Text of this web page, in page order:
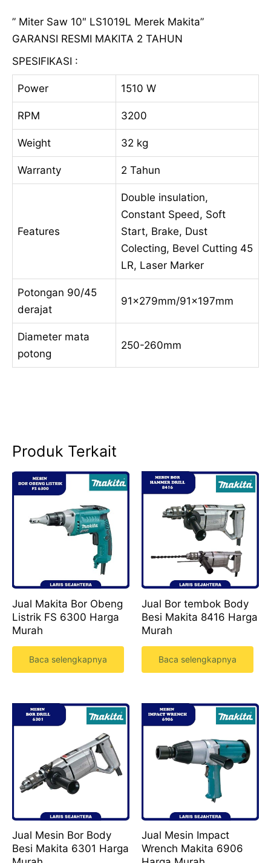
” Miter Saw 10″ LS1019L Merek Makita”
GARANSI RESMI MAKITA 2 TAHUN
SPESIFIKASI :
Power 1510 W
RPM 3200
Weight 32 kg
Warranty 2 Tahun
Features
Double insulation,
Constant Speed, Soft
Start, Brake, Dust
Colecting, Bevel Cutting 45
LR, Laser Marker
Potongan 90/45
derajat
91x279mm/91x197mm
Diameter mata
potong
250-260mm
Produk Terkait
Jual Makita Bor Obeng
Listrik FS 6300 Harga
Murah
Baca selengkapnya
Jual Bor tembok Body
Besi Makita 8416 Harga
Murah
Baca selengkapnya
Jual Mesin Bor Body
Besi Makita 6301 Harga
Jual Mesin Impact
Wrench Makita 6906